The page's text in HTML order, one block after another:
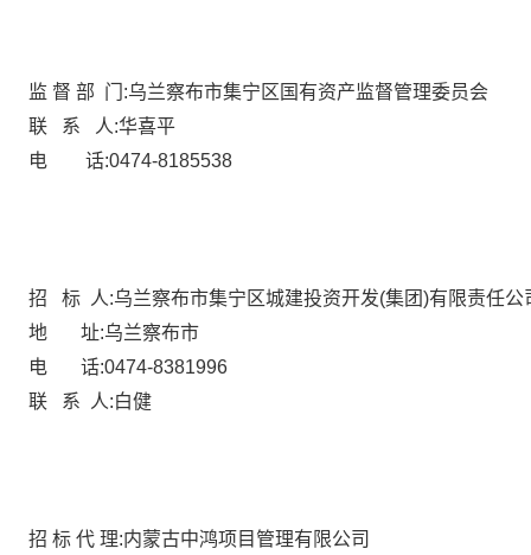
监 督 部 门:乌兰察布市集宁区国有资产监督管理委员会
联
系
人:华喜平
电
话:0474-8185538
招 标 人:乌兰察布市集宁区城建投资开发(集团)有限责任公
地
址:乌兰察布市
电
话:0474-8381996
联
系 人:白健
招 标 代 理:内蒙古中鸿项目管理有限公司